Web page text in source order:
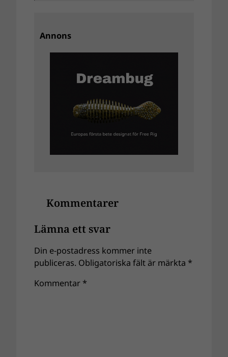
Annons
Kommentarer
Lämna ett svar
Din e-postadress kommer inte
publiceras. Obligatoriska fält är märkta *
Kommentar *